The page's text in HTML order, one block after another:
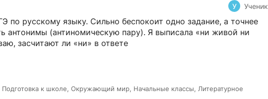
У Ученик
по русскому языку. Сильно беспокоит одно задание, а точнее
антонимы (антиномическую пару). Я выписала «ни живой ни
засчитают ли «ни» в ответе
Подготовка к школе, Окружающий мир, Начальные классы, Литературное